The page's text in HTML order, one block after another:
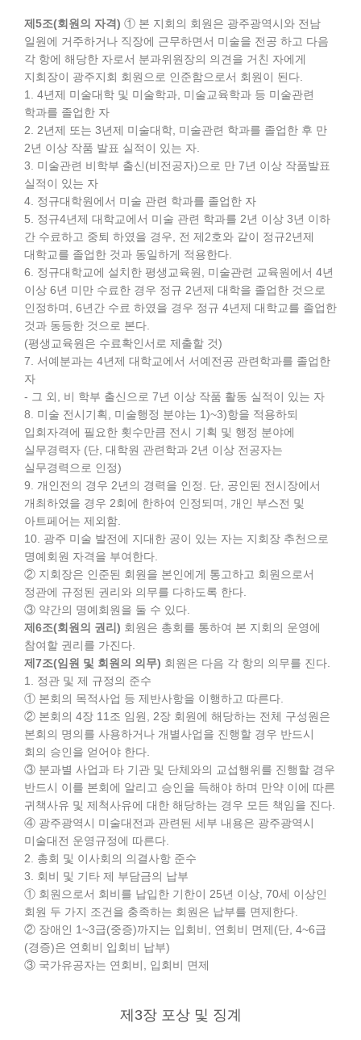
제5조(회원의 자격) ① 본 지회의 회원은 광주광역시와 전남
일원에 거주하거나 직장에 근무하면서 미술을 전공 하고 다음
각 항에 해당한 자로서 분과위원장의 의견을 거친 자에게
지회장이 광주지회 회원으로 인준함으로서 회원이 된다.
1. 4년제 미술대학 및 미술학과, 미술교육학과 등 미술관련
학과를 졸업한 자
2. 2년제 또는 3년제 미술대학, 미술관련 학과를 졸업한 후 만
2년 이상 작품 발표 실적이 있는 자.
3. 미술관련 비학부 출신(비전공자)으로 만 7년 이상 작품발표
실적이 있는 자
4. 정규대학원에서 미술 관련 학과를 졸업한 자
5. 정규4년제 대학교에서 미술 관련 학과를 2년 이상 3년 이하
간 수료하고 중퇴 하였을 경우, 전 제2호와 같이 정규2년제
대학교를 졸업한 것과 동일하게 적용한다.
6. 정규대학교에 설치한 평생교육원, 미술관련 교육원에서 4년
이상 6년 미만 수료한 경우 정규 2년제 대학을 졸업한 것으로
인정하며, 6년간 수료 하였을 경우 정규 4년제 대학교를 졸업한
것과 동등한 것으로 본다.
(평생교육원은 수료확인서로 제출할 것)
7. 서예분과는 4년제 대학교에서 서예전공 관련학과를 졸업한
자
- 그 외, 비 학부 출신으로 7년 이상 작품 활동 실적이 있는 자
8. 미술 전시기획, 미술행정 분야는 1)~3)항을 적용하되
입회자격에 필요한 횟수만큼 전시 기획 및 행정 분야에
실무경력자 (단, 대학원 관련학과 2년 이상 전공자는
실무경력으로 인정)
9. 개인전의 경우 2년의 경력을 인정. 단, 공인된 전시장에서
개최하였을 경우 2회에 한하여 인정되며, 개인 부스전 및
아트페어는 제외함.
10. 광주 미술 발전에 지대한 공이 있는 자는 지회장 추천으로
명예회원 자격을 부여한다.
② 지회장은 인준된 회원을 본인에게 통고하고 회원으로서
정관에 규정된 권리와 의무를 다하도록 한다.
③ 약간의 명예회원을 둘 수 있다.
제6조(회원의 권리) 회원은 총회를 통하여 본 지회의 운영에
참여할 권리를 가진다.
제7조(임원 및 회원의 의무) 회원은 다음 각 항의 의무를 진다.
1. 정관 및 제 규정의 준수
① 본회의 목적사업 등 제반사항을 이행하고 따른다.
② 본회의 4장 11조 임원, 2장 회원에 해당하는 전체 구성원은
본회의 명의를 사용하거나 개별사업을 진행할 경우 반드시
회의 승인을 얻어야 한다.
③ 분과별 사업과 타 기관 및 단체와의 교섭행위를 진행할 경우
반드시 이를 본회에 알리고 승인을 득해야 하며 만약 이에 따른
귀책사유 및 제척사유에 대한 해당하는 경우 모든 책임을 진다.
④ 광주광역시 미술대전과 관련된 세부 내용은 광주광역시
미술대전 운영규정에 따른다.
2. 총회 및 이사회의 의결사항 준수
3. 회비 및 기타 제 부담금의 납부
① 회원으로서 회비를 납입한 기한이 25년 이상, 70세 이상인
회원 두 가지 조건을 충족하는 회원은 납부를 면제한다.
② 장애인 1~3급(중증)까지는 입회비, 연회비 면제(단, 4~6급
(경증)은 연회비 입회비 납부)
③ 국가유공자는 연회비, 입회비 면제
제3장 포상 및 징계